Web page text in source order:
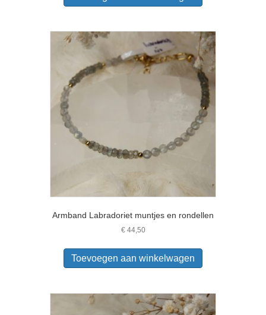
Armband Labradoriet muntjes en rondellen
€44,50
Toevoegen aan winkelwagen